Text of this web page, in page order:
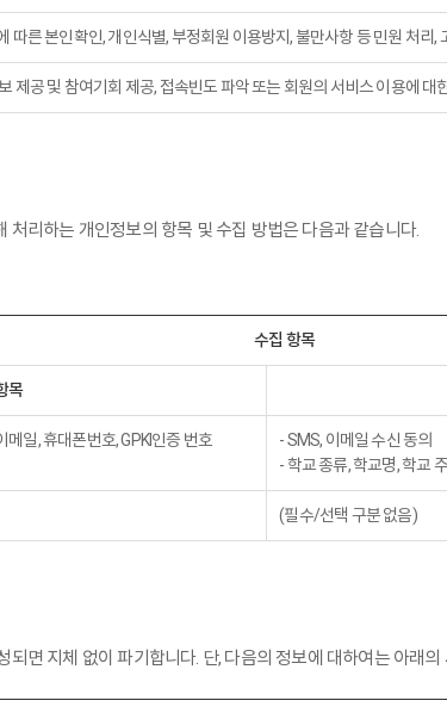
따른 본인확인, 개인식별, 부정회원 이용방지, 불만사항 등 민원 처리,
제공 및 참여기회 제공, 접속빈도 파악 또는 회원의 서비스 이용에 대
리하는 개인정보의 항목 및 수집 방법은 다음과 같습니다.
수집 항목
목
메일, 휴대폰번호, GPKI인증 번호
- SMS, 이메일 수신 동의
- 학교 종류, 학교명, 학교
(필수/선택 구분 없음)
면 지체 없이 파기합니다. 단, 다음의 정보에 대하여는 아래